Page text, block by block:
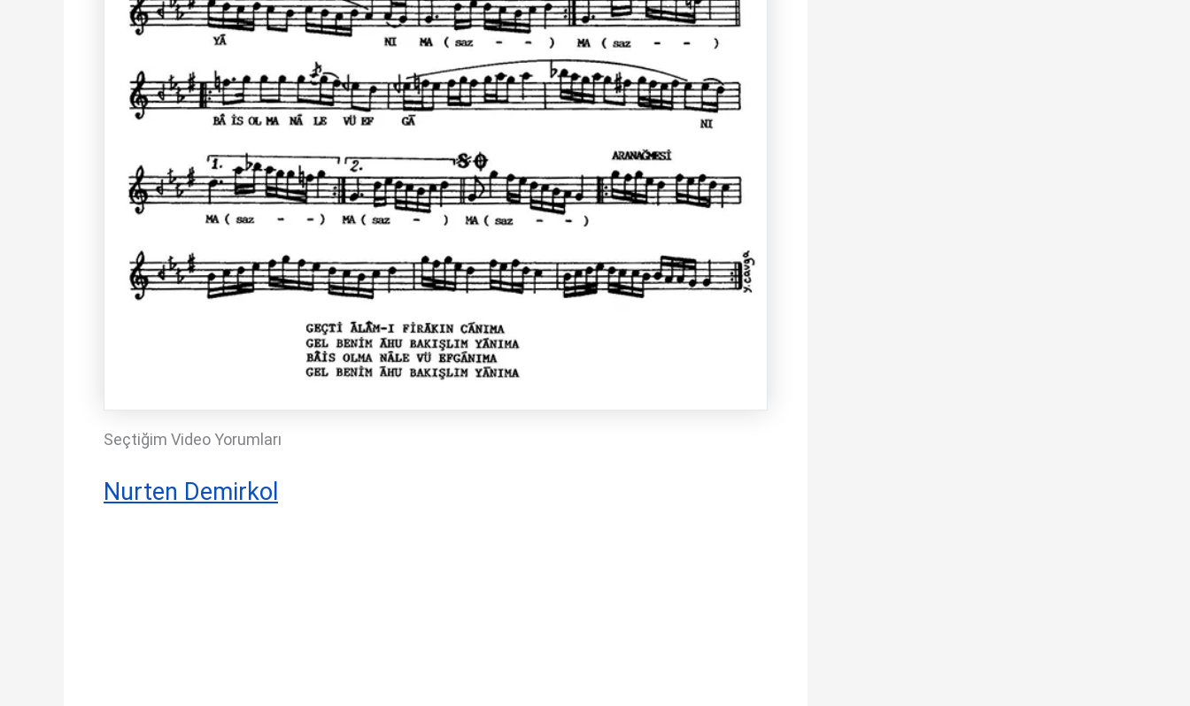
Seçtiğim Video Yorumları
Nurten Demirkol